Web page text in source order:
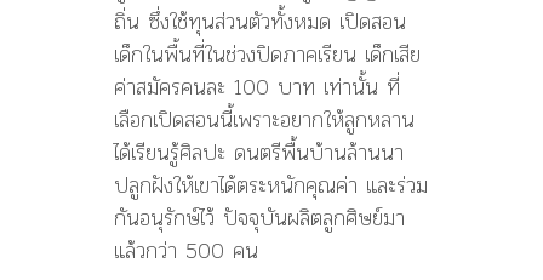
ถิ่น ซึ่งใช้ทุนส่วนตัวทั้งหมด เปิดสอน
เด็กในพื้นที่ในช่วงปิดภาคเรียน เด็กเสีย
ค่าสมัครคนละ 100 บาท เท่านั้น ที่
เลือกเปิดสอนนี้เพราะอยากให้ลูกหลาน
ได้เรียนรู้ศิลปะ ดนตรีพื้นบ้านล้านนา
ปลูกฝังให้เขาได้ตระหนักคุณค่า และร่วม
กันอนุรักษ์ไว้ ปัจจุบันผลิตลูกศิษย์มา
แล้วกว่า 500 คน